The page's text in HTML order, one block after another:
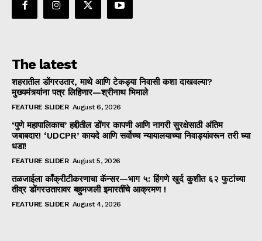
The latest
शहरातील डोंगरउतार, माथे आणि टेकड्या निवासी कशा दाखवल्या?
मुख्यमंत्र्यांना पत्र लिहिणार—श्रीनाथ भिमाले
FEATURE SLIDER August 6, 2026
‘पुणे महापालिकाच’ हद्दीतील डोंगर कापणी आणि नागरी सुरक्षेसाठी अंतिम
जबाबदार! ‘UDCPR’ कायदे आणि सर्वोच्च न्यायालयाच्या निवाड्यांवरून तरी घ्या
धडा!
FEATURE SLIDER August 5, 2026
तळजाईला काँक्रीटीकरणाचा कॅन्सर—भाग ५: हिंगणे खुर्द कुशीत ६२ फुटांच्या
तीव्र डोंगरउतारावर बहुमजली इमारतींचे आक्रमण !
FEATURE SLIDER August 4, 2026